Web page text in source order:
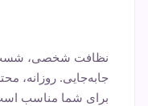
نظافت شخصی،
جابه‌جایی. روزانه،
برای شما مناسب